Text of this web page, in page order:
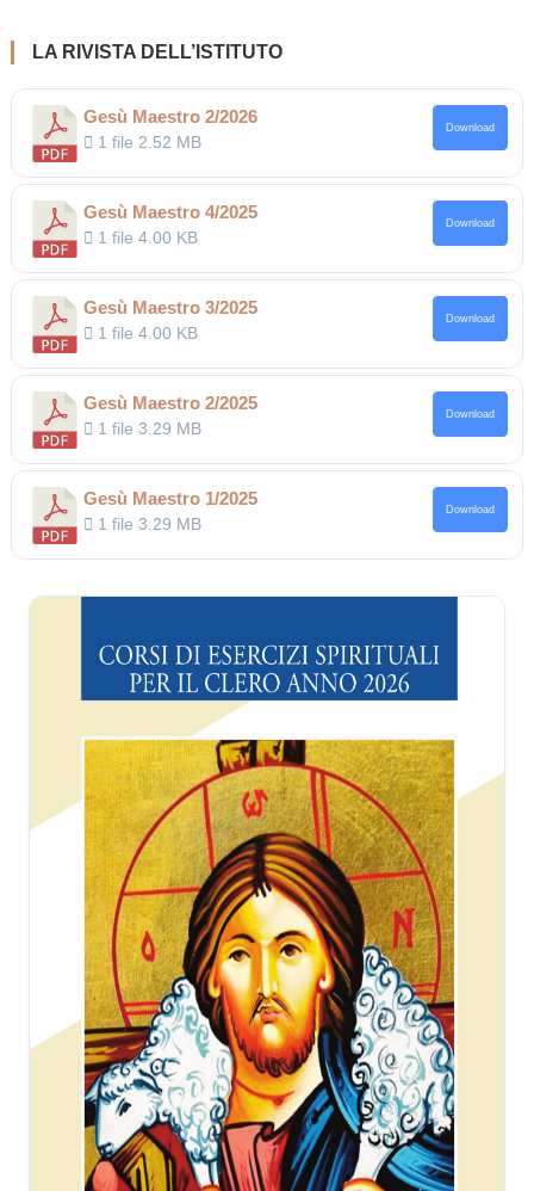
LA RIVISTA DELL’ISTITUTO
Gesù Maestro 2/2026
1 file 2.52 MB
Download
Gesù Maestro 4/2025
1 file4.00 KB
Download
Gesù Maestro 3/2025
1 file4.00 KB
Download
Gesù Maestro 2/2025
1 file3.29 MB
Download
Gesù Maestro 1/2025
1 file3.29 MB
Download